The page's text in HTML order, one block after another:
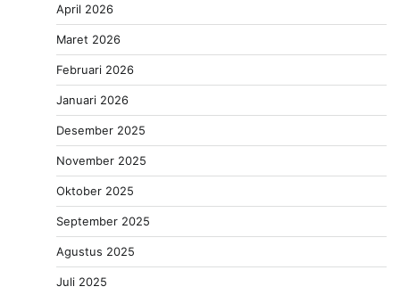
April 2026
Maret 2026
Februari 2026
Januari 2026
Desember 2025
November 2025
Oktober 2025
September 2025
Agustus 2025
Juli 2025